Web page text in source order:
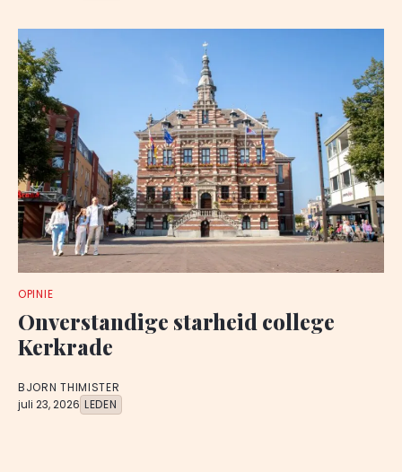
OPINIE
Onverstandige starheid college
Kerkrade
BJORN THIMISTER
juli 23, 2026 LEDEN